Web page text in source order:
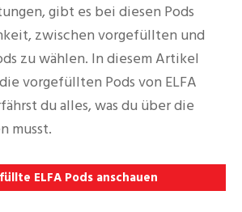
gibt es bei diesen Pods
zwischen vorgefüllten und
zu wählen. In diesem Artikel
vorgefüllten Pods von ELFA
du alles, was du über die
musst.
ELFA Pods anschauen